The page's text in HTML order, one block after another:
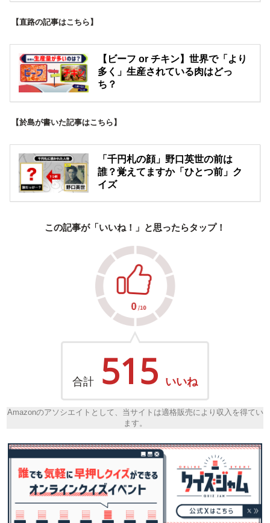
【直路の記事はこちら】
【ビーフ or チキン】世界で「より
多く」生産されている肉はどっ
ち？
【於島が書いた記事はこちら】
「千円札の顔」野口英世の前は
誰？覚えてますか「ひとつ前」ク
イズ
この記事が「いいね！」と思ったらタップ！
合計 515 いいね
Amazonのアソシエイトとして、当サイトは適格販売により収入を得てい
ます。